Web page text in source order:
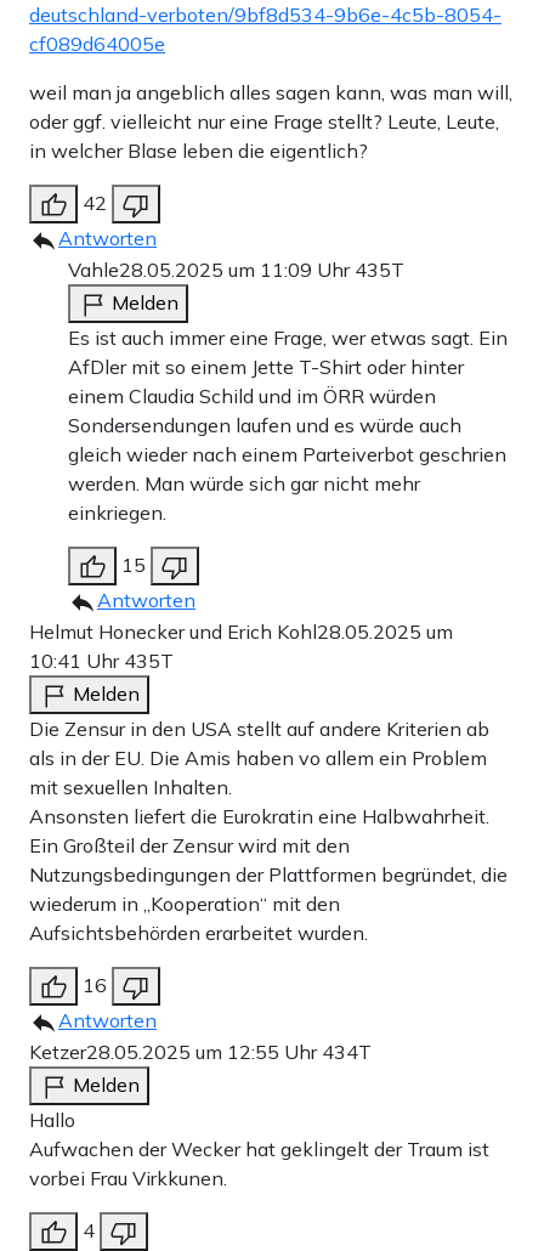
deutschland-verboten/9bf8d534-9b6e-4c5b-8054-
cf089d64005e
weil man ja angeblich alles sagen kann, was man will,
oder ggf. vielleicht nur eine Frage stellt? Leute, Leute,
in welcher Blase leben die eigentlich?
42
Antworten
Vahle28.05.2025 um 11:09 Uhr 435T
Melden
Es ist auch immer eine Frage, wer etwas sagt. Ein
AfDler mit so einem Jette T-Shirt oder hinter
einem Claudia Schild und im ÖRR würden
Sondersendungen laufen und es würde auch
gleich wieder nach einem Parteiverbot geschrien
werden. Man würde sich gar nicht mehr
einkriegen.
15
Antworten
Helmut Honecker und Erich Kohl28.05.2025 um
10:41 Uhr 435T
Melden
Die Zensur in den USA stellt auf andere Kriterien ab
als in der EU. Die Amis haben vo allem ein Problem
mit sexuellen Inhalten.
Ansonsten liefert die Eurokratin eine Halbwahrheit.
Ein Großteil der Zensur wird mit den
Nutzungsbedingungen der Plattformen begründet, die
wiederum in „Kooperation“ mit den
Aufsichtsbehörden erarbeitet wurden.
16
Antworten
Ketzer28.05.2025 um 12:55 Uhr 434T
Melden
Hallo
Aufwachen der Wecker hat geklingelt der Traum ist
vorbei Frau Virkkunen.
4